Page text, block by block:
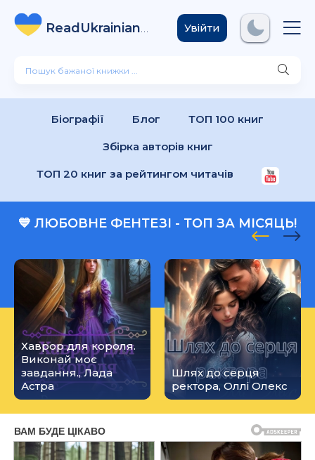
ReadUkrainian
Books .com
Увійти
Біографії Блог ТОП 100 книг
Збірка авторів книг
ТОП 20 книг за рейтингом читачів
💙 ЛЮБОВНЕ ФЕНТЕЗІ - ТОП ЗА МІСЯЦЬ!
Хаврор для короля.
Виконай моє
завдання., Лада
Астра
Шлях до серця
ректора, Оллі Олекс